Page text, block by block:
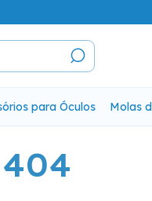
para Óculos Molas